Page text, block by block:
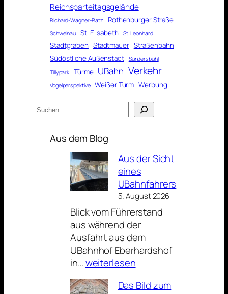
Reichsparteitagsgelände
Richard-Wagner-Platz Rothenburger Straße
Schweinau St. Elisabeth St. Leonhard
Stadtgraben Stadtmauer Straßenbahn
Südöstliche Außenstadt
Sündersbühl
Tillypark
Türme UBahn Verkehr
Vogelperspektive Weißer Turm Werbung
Suchen
Aus dem Blog
Aus der Sicht
eines
UBahnfahrers
5. August 2026
Blick vom Führerstand
aus während der
Ausfahrt aus dem
UBahnhof Eberhardshof
in…Aus
Sicht
weiterlesen
Das Bild zum